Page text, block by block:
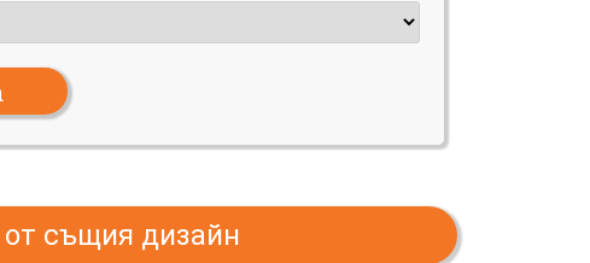
от същия дизайн